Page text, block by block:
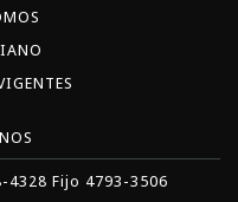
4328 Fijo 4793-3506